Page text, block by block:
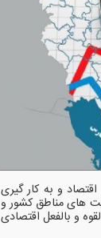
و به كار گیری
های مناطق كشور و
و بالفعل اقتصادی